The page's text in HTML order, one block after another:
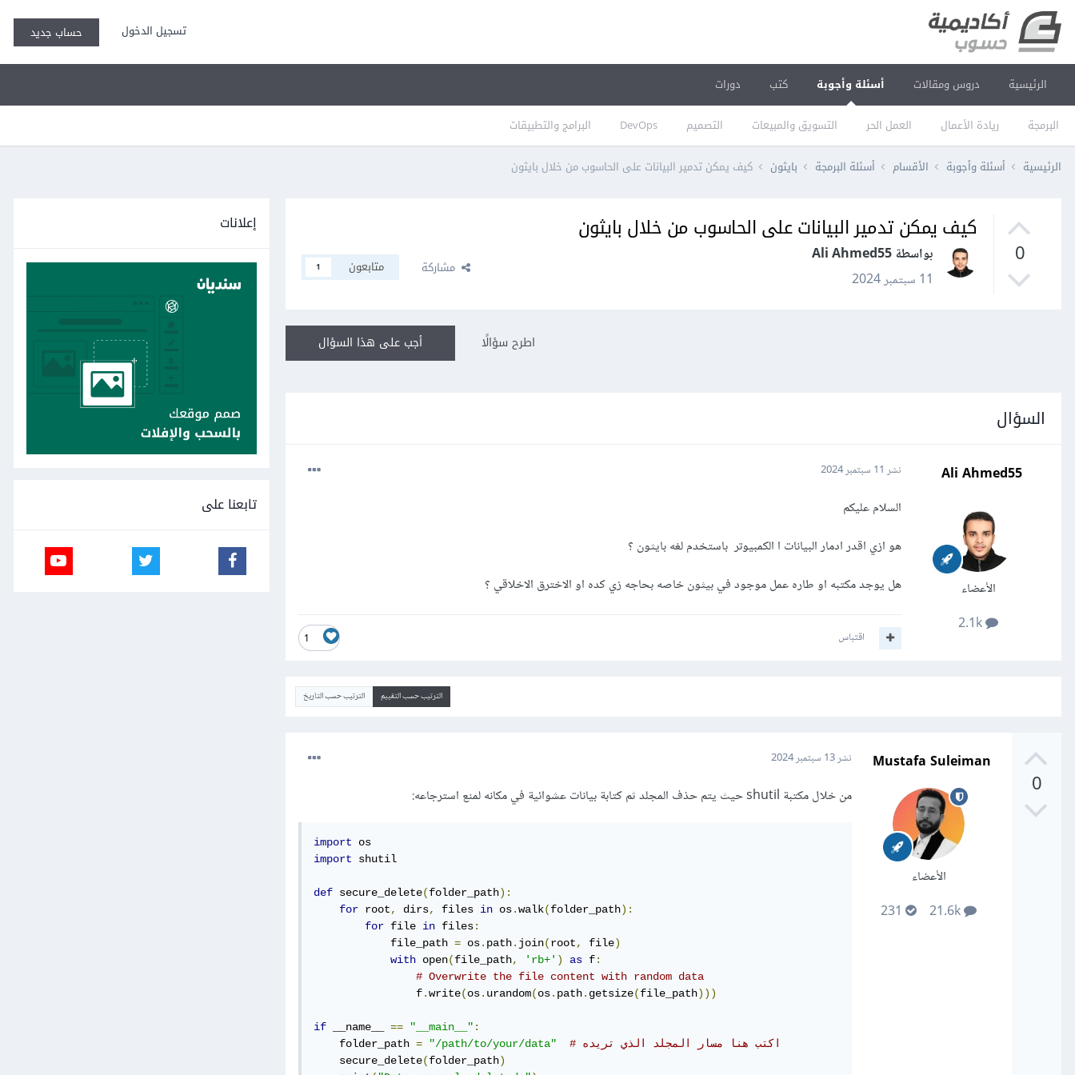
تسجيل الدخول حساب جديد
الرئيسية دروس ومقالات أسئلة وأجوبة
البرمجة ريادة الأعمال العمل الحر التسويق والمبيعات التصميم DevOps البرامج والتطبيقات
كتب دورات
الرئيسية أسئلة وأجوبة الأقسام أسئلة البرمجة بايثون كيف يمكن تدمير البيانات على الحاسوب من خلال بايثون
0
كيف يمكن تدمير البيانات على الحاسوب من خلال بايثون
بواسطة Ali Ahmed55
11 سبتمبر 2024
مشاركة متابعون 1
أجب على هذا السؤال اطرح سؤالًا
السؤال
Ali Ahmed55
الأعضاء
نشر 11 سبتمبر 2024
السلام عليكم
هو ازي اقدر ادمار البيانات ا الكمبيوتر باستخدم لغه بايثون ؟
هل يوجد مكتبه او طاره عمل موجود في بيثون خاصه بحاجه زي كده او الاخترق الاخلاقي ؟
1 اقتباس
الترتيب حسب التقييم الترتيب حسب التاريخ
0
Mustafa Suleiman
الأعضاء
نشر13 سبتمبر 2024
من خلال مكتبة shutil حيث يتم حذف المجلد ثم كتابة بيانات عشوائية في مكانه لمنع استرجاعه:
import
import shutil
def secure_delete(folder_path):
for root, dirs, files in os.walk(folder_path):
for file in files:
            file_path
= os. path. join(root, file)
with open(file_path, 'rb+' ) as f:
# Overwrite the file content with random data
                f
.write(os. urandom(os. path. getsize(file_path)))
if __name__ == "__main__" :
    folder_path
= "/path/to/your/data"
# اكتب هنا مسار المجلد الذي تريده
    secure_delete
(folder_path)
إعلانات
تابعنا على